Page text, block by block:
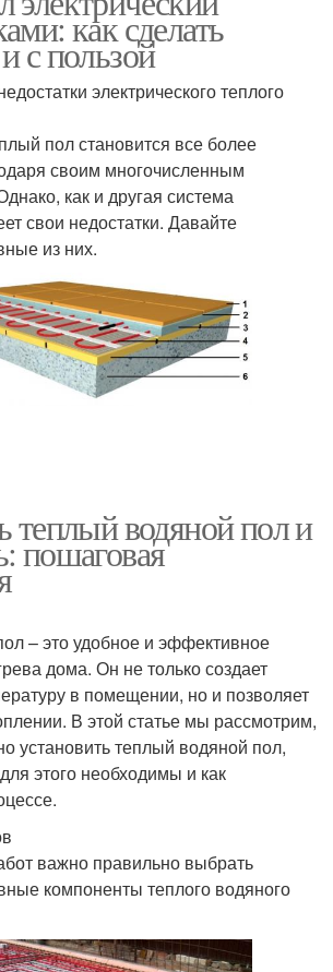
как сделать
с пользой
электрического теплого
пол становится все более
своим многочисленным
как и другая система
свои недостатки. Давайте
из них.
теплый водяной пол и
пошаговая
– это удобное и эффективное
дома. Он не только создает
в помещении, но и позволяет
В этой статье мы рассмотрим,
установить теплый водяной пол,
этого необходимы и как
важно правильно выбрать
компоненты теплого водяного